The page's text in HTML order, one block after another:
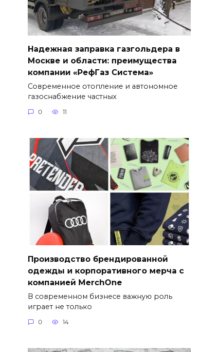
Надежная заправка газгольдера в
Москве и области: преимущества
компании «РефГаз Система»
Современное отопление и автономное
газоснабжение частных
0 11
Производство брендированной
одежды и корпоративного мерча с
компанией MerchOne
В современном бизнесе важную роль
играет не только
0 14